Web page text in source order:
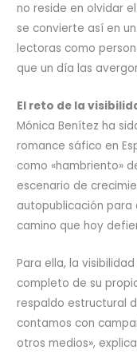
no reside en olvidar
se convierte así en
lectoras como
que un día las
El reto de la
Mónica Benítez ha
romance sáfico en
como «hambriento»
escenario de
autopublicación para
camino que hoy
Para ella, la
completo de su
respaldo estructural
contamos con
otros medios»,